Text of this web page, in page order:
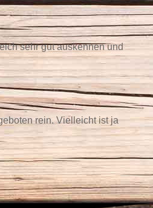
sehr gut auskennen und
rein. Vielleicht ist ja